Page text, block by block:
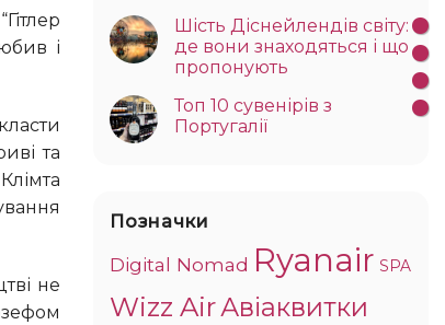
і
та
Шість Діснейлендів світу:
де вони знаходяться і що
пропонують
Топ 10 сувенірів з
Португалії
Позначки
Digital Nomad Ryanair SPA
Wizz AirАвіаквитки